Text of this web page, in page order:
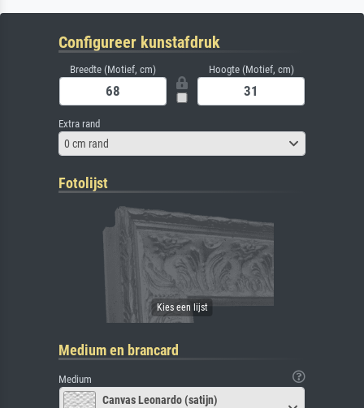
Configureer kunstafdruk
Breedte (Motief, cm) Hoogte (Motief, cm)
Extra rand
0 cm rand
Fotolijst
Medium en brancard
Medium
Canvas Leonardo (satijn)